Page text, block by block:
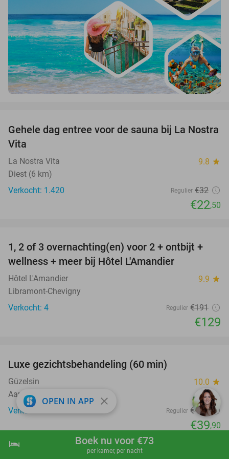
shopping_cart Boek nu
hotel Boek nu voor €73
per kamer, per nacht
30%
Gehele dag entree voor de sauna bij La Nostra
Vita
La Nostra Vita 9.8 star
Diest (6 km)
Verkocht: 1.420
Regulier €32
€22,50
32%
TODAY
1, 2 of 3 overnachting(en) voor 2 + ontbijt +
wellness + meer bij Hôtel L'Amandier
Hôtel L'Amandier 9.9 star
Libramont-Chevigny
Verkocht: 4
Regulier €191
€129
Luxe gezichtsbehandeling (60 min)
Güzelsin 10.0 star
Aarschot (9 km)
Verkocht: 18
Regulier €120
€39,90
OPEN IN APP close